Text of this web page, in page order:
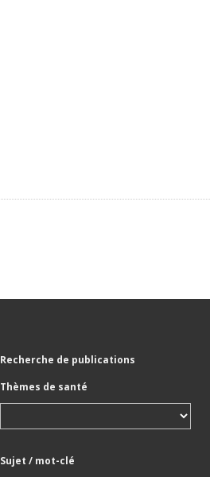
Recherche de publications
Thèmes de santé
Sujet / mot-clé